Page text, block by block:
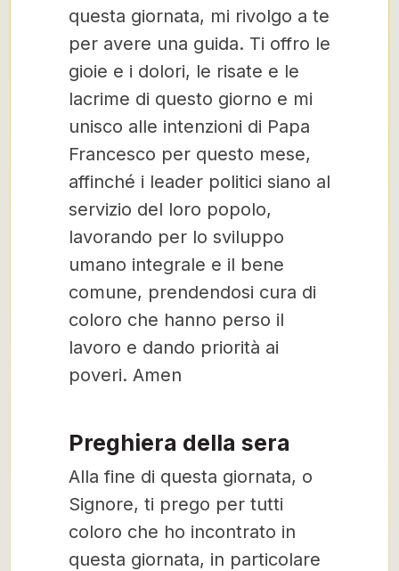
questa giornata, mi rivolgo a te
per avere una guida. Ti offro le
gioie e i dolori, le risate e le
lacrime di questo giorno e mi
unisco alle intenzioni di Papa
Francesco per questo mese,
affinché i leader politici siano al
servizio del loro popolo,
lavorando per lo sviluppo
umano integrale e il bene
comune, prendendosi cura di
coloro che hanno perso il
lavoro e dando priorità ai
poveri. Amen
Preghiera della sera
Alla fine di questa giornata, o
Signore, ti prego per tutti
coloro che ho incontrato in
questa giornata, in particolare